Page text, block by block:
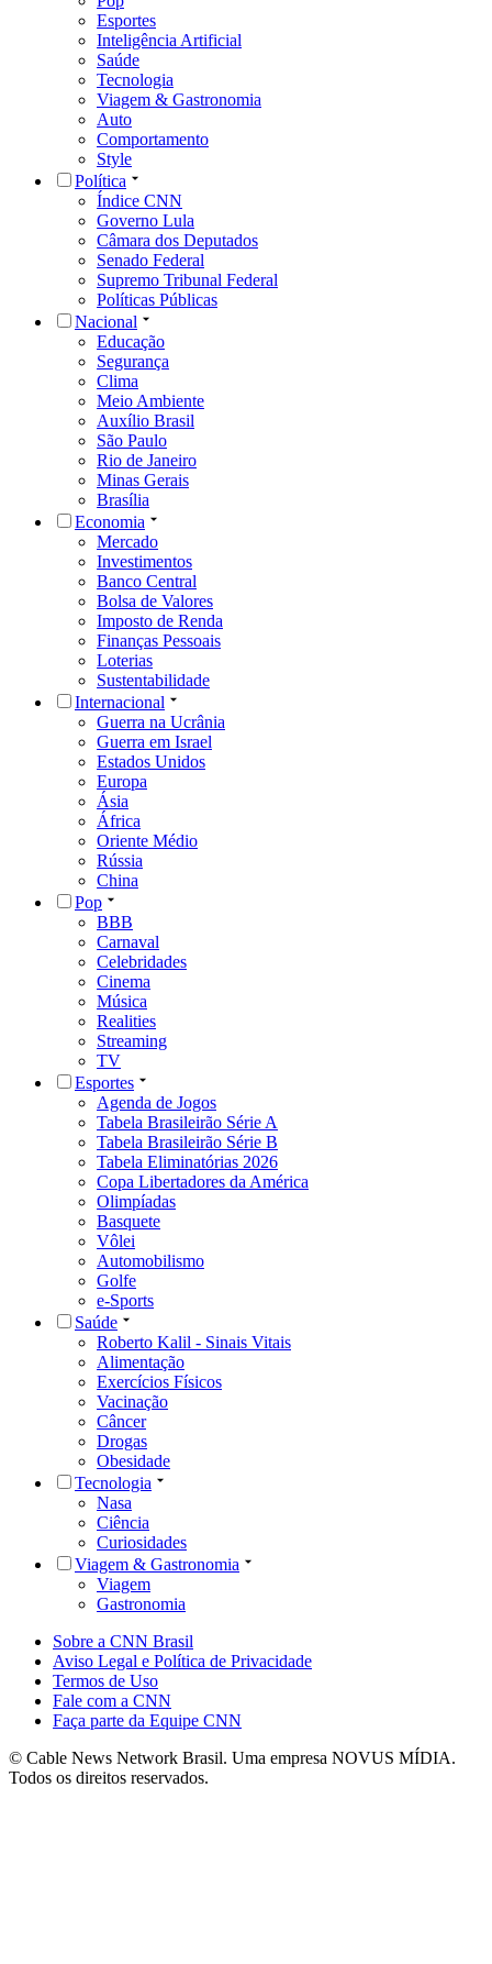
Esportes
Inteligência Artificial
Saúde
Tecnologia
Viagem & Gastronomia
Auto
Comportamento
Style
Política
Índice CNN
Governo Lula
Câmara dos Deputados
Senado Federal
Supremo Tribunal Federal
Políticas Públicas
Nacional
Educação
Segurança
Clima
Meio Ambiente
Auxílio Brasil
São Paulo
Rio de Janeiro
Minas Gerais
Brasília
Economia
Mercado
Investimentos
Banco Central
Bolsa de Valores
Imposto de Renda
Finanças Pessoais
Loterias
Sustentabilidade
Internacional
Guerra na Ucrânia
Guerra em Israel
Estados Unidos
Europa
Ásia
África
Oriente Médio
Rússia
China
Pop
BBB
Carnaval
Celebridades
Cinema
Música
Realities
Streaming
TV
Esportes
Agenda de Jogos
Tabela Brasileirão Série A
Tabela Brasileirão Série B
Tabela Eliminatórias 2026
Copa Libertadores da América
Olimpíadas
Basquete
Vôlei
Automobilismo
Golfe
e-Sports
Saúde
Roberto Kalil - Sinais Vitais
Alimentação
Exercícios Físicos
Vacinação
Câncer
Drogas
Obesidade
Tecnologia
Nasa
Ciência
Curiosidades
Viagem & Gastronomia
Viagem
Gastronomia
Sobre a CNN Brasil
Aviso Legal e Política de Privacidade
Termos de Uso
Fale com a CNN
Faça parte da Equipe CNN
© Cable News Network Brasil. Uma empresa NOVUS MÍDIA.
Todos os direitos reservados.